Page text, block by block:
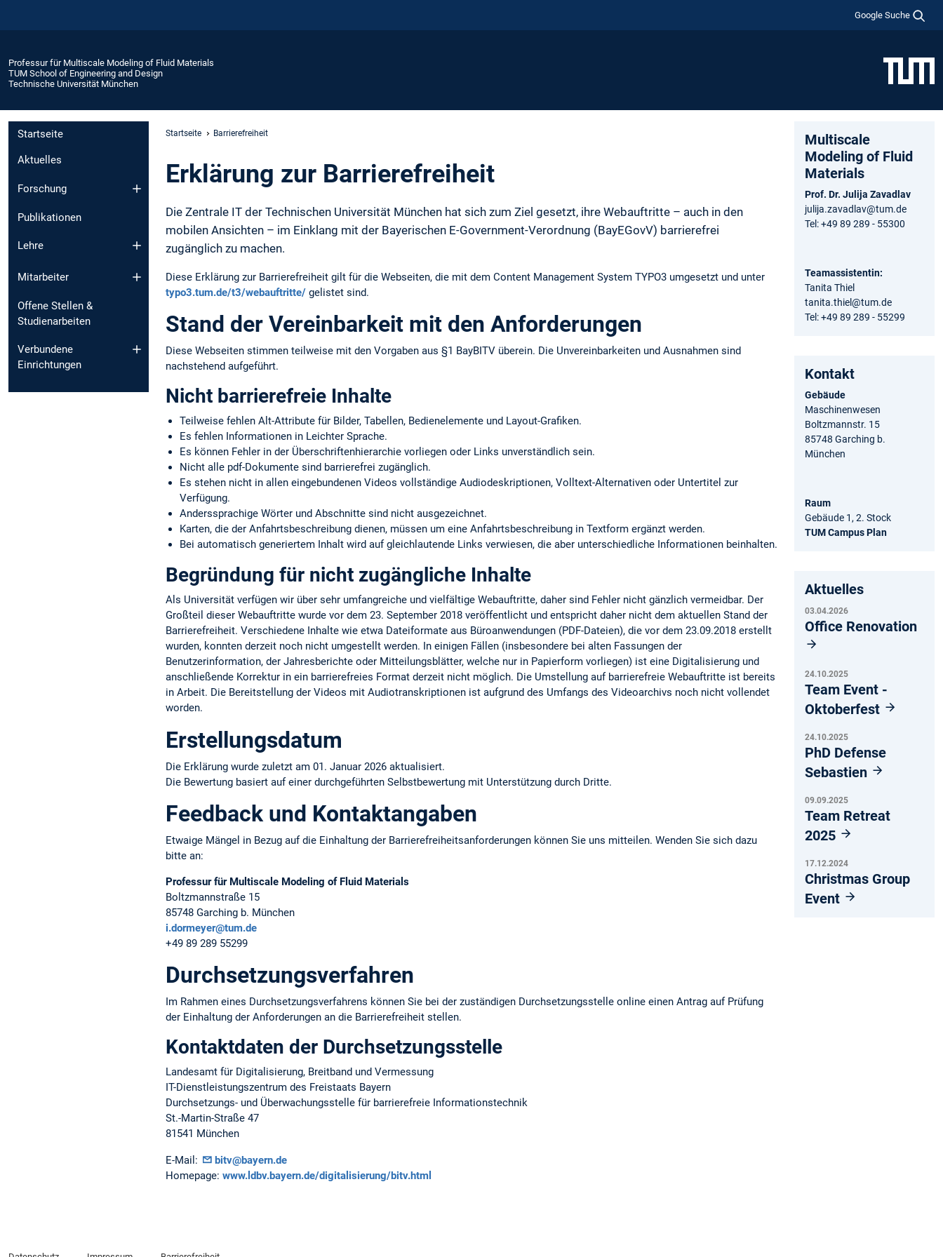
Google Suche
Professur für Multiscale Modeling of Fluid Materials
TUM School of Engineering and Design
Technische Universität München
Startseite
Aktuelles
Forschung
Publikationen
Lehre
Mitarbeiter
Offene Stellen &
Studienarbeiten
Verbundene
Einrichtungen
Startseite Barrierefreiheit
Erklärung zur Barrierefreiheit
Die Zentrale IT der Technischen Universität München hat sich zum Ziel gesetzt, ihre Webauftritte – auch in den
mobilen Ansichten – im Einklang mit der Bayerischen E-Government-Verordnung (BayEGovV) barrierefrei
zugänglich zu machen.
Diese Erklärung zur Barrierefreiheit gilt für die Webseiten, die mit dem Content Management System TYPO3 umgesetzt und unter
typo3.tum.de/t3/webauftritte/ gelistet sind.
Stand der Vereinbarkeit mit den Anforderungen
Diese Webseiten stimmen teilweise mit den Vorgaben aus §1 BayBITV überein. Die Unvereinbarkeiten und Ausnahmen sind
nachstehend aufgeführt.
Nicht barrierefreie Inhalte
Teilweise fehlen Alt-Attribute für Bilder, Tabellen, Bedienelemente und Layout-Grafiken.
Es fehlen Informationen in Leichter Sprache.
Es können Fehler in der Überschriftenhierarchie vorliegen oder Links unverständlich sein.
Nicht alle pdf-Dokumente sind barrierefrei zugänglich.
Es stehen nicht in allen eingebundenen Videos vollständige Audiodeskriptionen, Volltext-Alternativen oder Untertitel zur
Verfügung.
Anderssprachige Wörter und Abschnitte sind nicht ausgezeichnet.
Karten, die der Anfahrtsbeschreibung dienen, müssen um eine Anfahrtsbeschreibung in Textform ergänzt werden.
Bei automatisch generiertem Inhalt wird auf gleichlautende Links verwiesen, die aber unterschiedliche Informationen beinhalten.
Begründung für nicht zugängliche Inhalte
Als Universität verfügen wir über sehr umfangreiche und vielfältige Webauftritte, daher sind Fehler nicht gänzlich vermeidbar. Der
Großteil dieser Webauftritte wurde vor dem 23. September 2018 veröffentlicht und entspricht daher nicht dem aktuellen Stand der
Barrierefreiheit. Verschiedene Inhalte wie etwa Dateiformate aus Büroanwendungen (PDF-Dateien), die vor dem 23.09.2018 erstellt
wurden, konnten derzeit noch nicht umgestellt werden. In einigen Fällen (insbesondere bei alten Fassungen der
Benutzerinformation, der Jahresberichte oder Mitteilungsblätter, welche nur in Papierform vorliegen) ist eine Digitalisierung und
anschließende Korrektur in ein barrierefreies Format derzeit nicht möglich. Die Umstellung auf barrierefreie Webauftritte ist bereits
in Arbeit. Die Bereitstellung der Videos mit Audiotranskriptionen ist aufgrund des Umfangs des Videoarchivs noch nicht vollendet
worden.
Erstellungsdatum
Die Erklärung wurde zuletzt am 01. Januar 2026 aktualisiert.
Die Bewertung basiert auf einer durchgeführten Selbstbewertung mit Unterstützung durch Dritte.
Feedback und Kontaktangaben
Etwaige Mängel in Bezug auf die Einhaltung der Barrierefreiheitsanforderungen können Sie uns mitteilen. Wenden Sie sich dazu
bitte an:
Professur für Multiscale Modeling of Fluid Materials
Boltzmannstraße 15
85748 Garching b. München
i.dormeyer@tum.de
+49 89 289 55299
Durchsetzungsverfahren
Im Rahmen eines Durchsetzungsverfahrens können Sie bei der zuständigen Durchsetzungsstelle online einen Antrag auf Prüfung
der Einhaltung der Anforderungen an die Barrierefreiheit stellen.
Kontaktdaten der Durchsetzungsstelle
Landesamt für Digitalisierung, Breitband und Vermessung
IT-Dienstleistungszentrum des Freistaats Bayern
Durchsetzungs- und Überwachungsstelle für barrierefreie Informationstechnik
St.-Martin-Straße 47
81541 München
E-Mail:
bitv@bayern.de
Homepage: www.ldbv.bayern.de/digitalisierung/bitv.html
Multiscale
Modeling of Fluid
Materials
Prof. Dr. Julija Zavadlav
julija.zavadlav@tum.de
Tel: +49 89 289 - 55300
Teamassistentin:
Tanita Thiel
tanita.thiel@tum.de
Tel: +49 89 289 - 55299
Kontakt
Gebäude
Maschinenwesen
Boltzmannstr. 15
85748 Garching b.
München
Raum
Gebäude 1, 2. Stock
TUM Campus Plan
Aktuelles
03.04.2026
Office Renovation
24.10.2025
Team Event -
Oktoberfest
24.10.2025
PhD Defense
Sebastien
09.09.2025
Team Retreat
2025
17.12.2024
Christmas Group
Event